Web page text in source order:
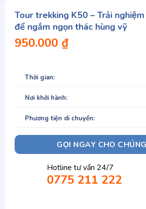
Tour trekking K50 – Trải
để ngắm ngọn thác hùng vỹ
950.000 ₫
Thời gian:
Nơi khởi hành:
Phương tiện di chuyển:
GỌI NGAY CHO
Hotline tư vấn 24/7
0775 211 222